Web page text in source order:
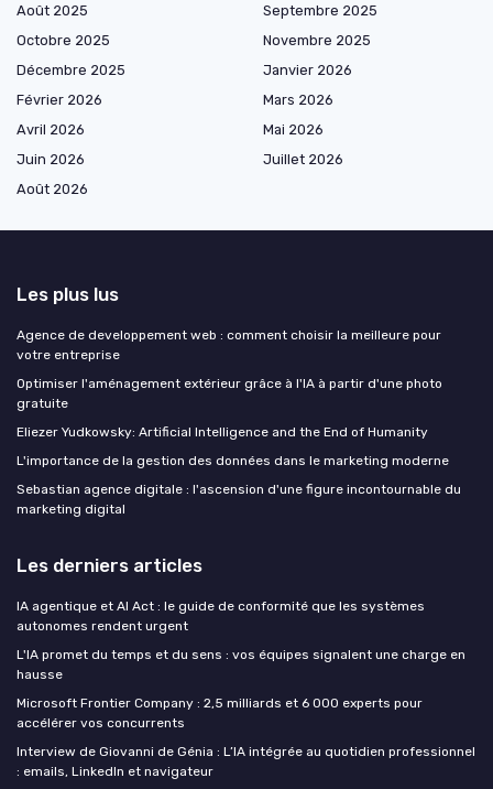
Août 2025
Septembre 2025
Octobre 2025
Novembre 2025
Décembre 2025
Janvier 2026
Février 2026
Mars 2026
Avril 2026
Mai 2026
Juin 2026
Juillet 2026
Août 2026
Les plus lus
Agence de developpement web : comment choisir la meilleure pour
votre entreprise
Optimiser l'aménagement extérieur grâce à l'IA à partir d'une photo
gratuite
Eliezer Yudkowsky: Artificial Intelligence and the End of Humanity
L'importance de la gestion des données dans le marketing moderne
Sebastian agence digitale : l'ascension d'une figure incontournable du
marketing digital
Les derniers articles
IA agentique et AI Act : le guide de conformité que les systèmes
autonomes rendent urgent
L'IA promet du temps et du sens : vos équipes signalent une charge en
hausse
Microsoft Frontier Company : 2,5 milliards et 6 000 experts pour
accélérer vos concurrents
Interview de Giovanni de Génia : L’IA intégrée au quotidien professionnel
: emails, LinkedIn et navigateur